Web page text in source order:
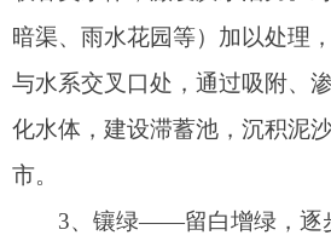
构建通达高效的主干路体系：老
横三纵的主干路体系，新城形成两横
体系，同时进一步补充次干路，加强
路、买谢提路、幸福南路、吾斯塘西